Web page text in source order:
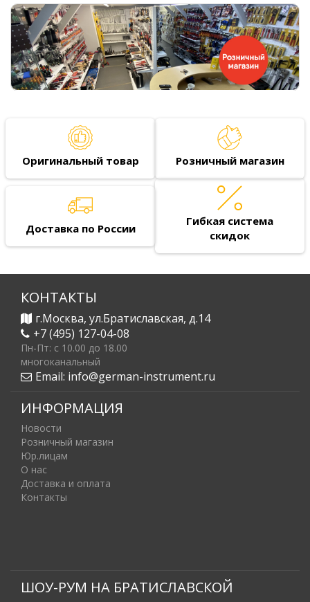
Оригинальный товар Розничный магазин
Доставка по России
Гибкая система
скидок
КОНТАКТЫ
г.Москва, ул.Братиславская, д.14
+7 (495) 127-04-08
Пн-Пт: c 10.00 до 18.00
многоканальный
Email: info@german-instrument.ru
ИНФОРМАЦИЯ
Новости
Розничный магазин
Юр.лицам
О нас
Доставка и оплата
Контакты
ШОУ-РУМ НА БРАТИСЛАВСКОЙ